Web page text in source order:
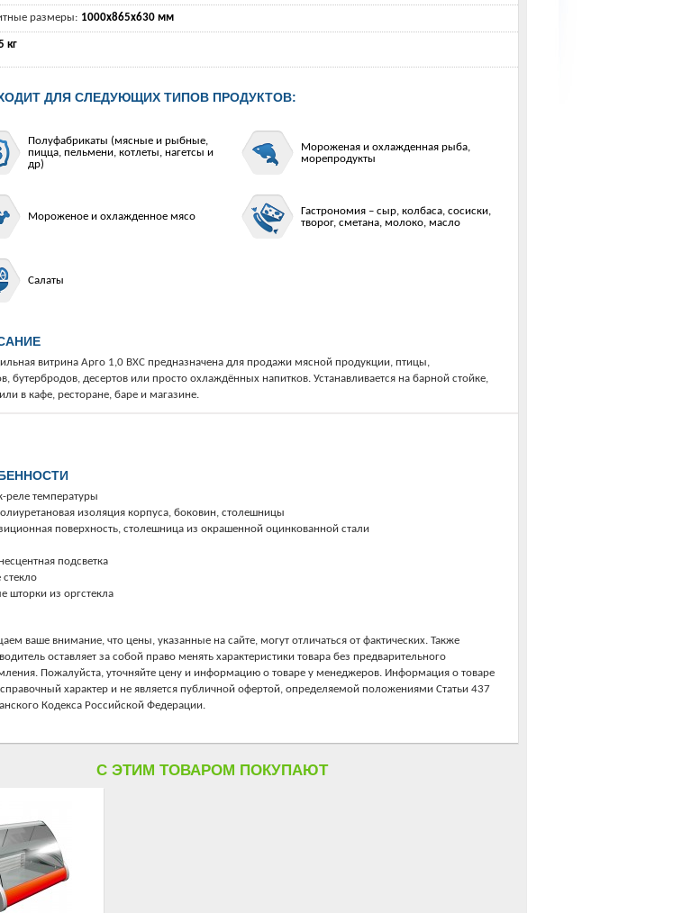
размеры: 1000х865х630 мм
кг
ДЛЯ СЛЕДУЮЩИХ ТИПОВ ПРОДУКТОВ:
Полуфабрикаты (мясные и рыбные,
пицца, пельмени, котлеты, нагетсы и
др)
Мороженая и охлажденная рыба,
морепродукты
Мороженое и охлажденное мясо
Гастрономия – сыр, колбаса, сосиски,
творог, сметана, молоко, масло
Салаты
витрина Арго 1,0 ВХС предназначена для продажи мясной продукции, птицы,
бутербродов, десертов или просто охлаждённых напитков. Устанавливается на барной стойке,
в кафе, ресторане, баре и магазине.
реле температуры
изоляция корпуса, боковин, столешницы
поверхность, столешница из окрашенной оцинкованной стали
подсветка
стекло
шторки из оргстекла
ваше внимание, что цены, указанные на сайте, могут отличаться от фактических. Также
оставляет за собой право менять характеристики товара без предварительного
Пожалуйста, уточняйте цену и информацию о товаре у менеджеров. Информация о товаре
характер и не является публичной офертой, определяемой положениями Статьи 437
Кодекса Российской Федерации.
C ЭТИМ ТОВАРОМ ПОКУПАЮТ